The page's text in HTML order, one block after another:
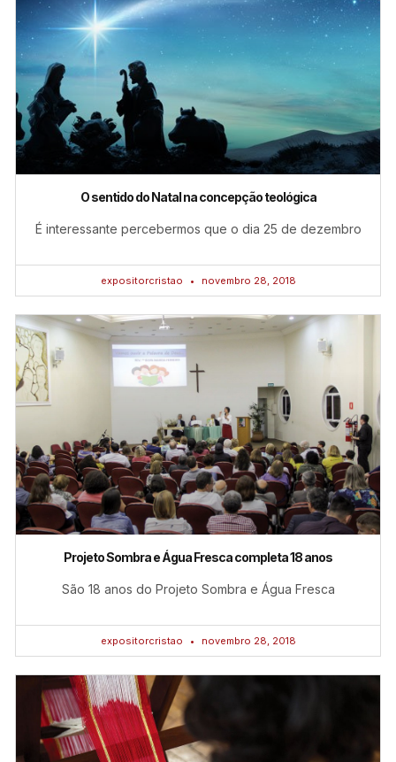
O sentido do Natal na concepção teológica
É interessante percebermos que o dia 25 de dezembro
expositorcristao novembro 28, 2018
Projeto Sombra e Água Fresca completa 18 anos
São 18 anos do Projeto Sombra e Água Fresca
expositorcristao novembro 28, 2018